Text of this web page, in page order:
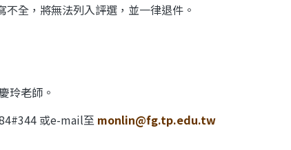
不全，將無法列入評選，並一律退件。
玲老師。
或e-mail至 monlin@fg.tp.edu.tw